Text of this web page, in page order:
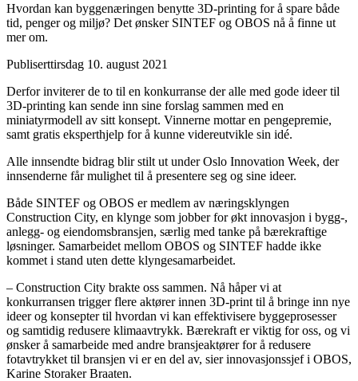
Hvordan kan byggenæringen benytte 3D-printing for å spare både
tid, penger og miljø? Det ønsker SINTEF og OBOS nå å finne ut
mer om.
Publiserttirsdag 10. august 2021
Derfor inviterer de to til en konkurranse der alle med gode ideer til
3D-printing kan sende inn sine forslag sammen med en
miniatyrmodell av sitt konsept. Vinnerne mottar en pengepremie,
samt gratis eksperthjelp for å kunne videreutvikle sin idé.
Alle innsendte bidrag blir stilt ut under Oslo Innovation Week, der
innsenderne får mulighet til å presentere seg og sine ideer.
Både SINTEF og OBOS er medlem av næringsklyngen
Construction City, en klynge som jobber for økt innovasjon i bygg-,
anlegg- og eiendomsbransjen, særlig med tanke på bærekraftige
løsninger. Samarbeidet mellom OBOS og SINTEF hadde ikke
kommet i stand uten dette klyngesamarbeidet.
– Construction City brakte oss sammen. Nå håper vi at
konkurransen trigger flere aktører innen 3D-print til å bringe inn nye
ideer og konsepter til hvordan vi kan effektivisere byggeprosesser
og samtidig redusere klimaavtrykk. Bærekraft er viktig for oss, og vi
ønsker å samarbeide med andre bransjeaktører for å redusere
fotavtrykket til bransjen vi er en del av, sier innovasjonssjef i OBOS,
Karine Storaker Braaten.